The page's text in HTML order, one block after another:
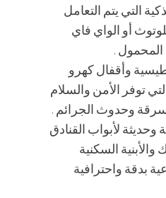
التي يتم التعامل
أو الواي فاي
المحمول .
وأقفال كهرو
توفر الأمن والسلام
وحدوث الجرائم .
لأبواب القنادق
السكنية
بدقة واحترافية